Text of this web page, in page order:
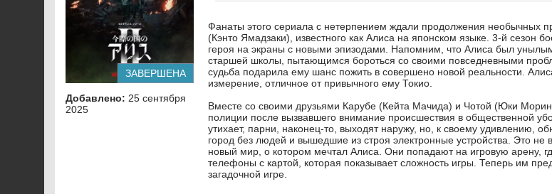
Фанаты этого сериала с нетерпением ждали продолжения необычных
(Кэнто Ямадзаки), известного как Алиса на японском языке. 3-й сезон
героя на экраны с новыми эпизодами. Напомним, что Алиса был
старшей школы, пытающимся бороться со своими повседневными
судьба подарила ему шанс пожить в совершено новой реальности.
измерение, отличное от привычного ему Токио.
Вместе со своими друзьями Карубе (Кейта Мачида) и Чотой (Юки
полиции после вызвавшего внимание происшествия в общественной
утихает, парни, наконец-то, выходят наружу, но, к своему удивлению,
город без людей и вышедшие из строя электронные устройства. Это не
новый мир, о котором мечтал Алиса. Они попадают на игровую арену,
телефоны с картой, которая показывает сложность игры. Теперь им
загадочной игре.
ЗАВЕРШЕНА
Добавлено: 25 сентября
2025